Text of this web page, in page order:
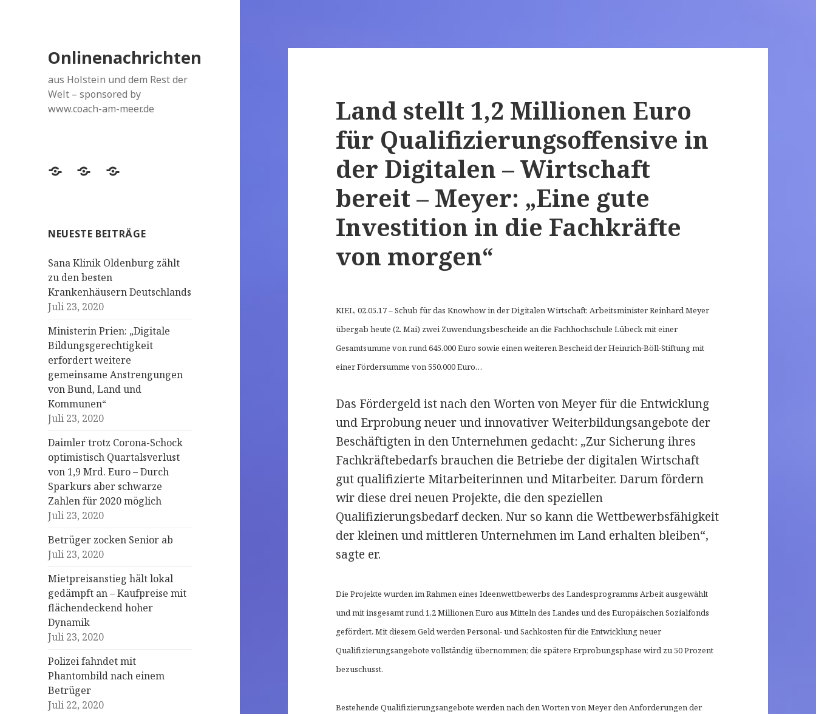
Onlinenachrichten
aus Holstein und dem Rest der
Welt – sponsored by
www.coach-am-meer.de
Datenschutzerklärung
TopthemenTopthemen
NEUESTE BEITRÄGE
Sana Klinik Oldenburg zählt
zu den besten
Krankenhäusern Deutschlands
Juli 23, 2020
Ministerin Prien: „Digitale
Bildungsgerechtigkeit
erfordert weitere
gemeinsame Anstrengungen
von Bund, Land und
Kommunen“
Juli 23, 2020
Daimler trotz Corona-Schock
optimistisch Quartalsverlust
von 1,9 Mrd. Euro – Durch
Sparkurs aber schwarze
Zahlen für 2020 möglich
Juli 23, 2020
Betrüger zocken Senior ab
Juli 23, 2020
Mietpreisanstieg hält lokal
gedämpft an – Kaufpreise mit
flächendeckend hoher
Dynamik
Juli 23, 2020
Polizei fahndet mit
Phantombild nach einem
Betrüger
Juli 22, 2020
Land stellt 1,2 Millionen Euro
für Qualifizierungsoffensive in
der Digitalen – Wirtschaft
bereit – Meyer: „Eine gute
Investition in die Fachkräfte
von morgen“
KIEL, 02.05.17 – Schub für das Knowhow in der Digitalen Wirtschaft: Arbeitsminister Reinhard Meyer
übergab heute (2. Mai) zwei Zuwendungsbescheide an die Fachhochschule Lübeck mit einer
Gesamtsumme von rund 645.000 Euro sowie einen weiteren Bescheid der Heinrich-Böll-Stiftung mit
einer Fördersumme von 550.000 Euro…
Das Fördergeld ist nach den Worten von Meyer für die Entwicklung
und Erprobung neuer und innovativer Weiterbildungsangebote der
Beschäftigten in den Unternehmen gedacht: „Zur Sicherung ihres
Fachkräftebedarfs brauchen die Betriebe der digitalen Wirtschaft
gut qualifizierte Mitarbeiterinnen und Mitarbeiter. Darum fördern
wir diese drei neuen Projekte, die den speziellen
Qualifizierungsbedarf decken. Nur so kann die Wettbewerbsfähigkeit
der kleinen und mittleren Unternehmen im Land erhalten bleiben“,
sagte er.
Die Projekte wurden im Rahmen eines Ideenwettbewerbs des Landesprogramms Arbeit ausgewählt
und mit insgesamt rund 1,2 Millionen Euro aus Mitteln des Landes und des Europäischen Sozialfonds
gefördert. Mit diesem Geld werden Personal- und Sachkosten für die Entwicklung neuer
Qualifizierungsangebote vollständig übernommen; die spätere Erprobungsphase wird zu 50 Prozent
bezuschusst.
Bestehende Qualifizierungsangebote werden nach den Worten von Meyer den Anforderungen der